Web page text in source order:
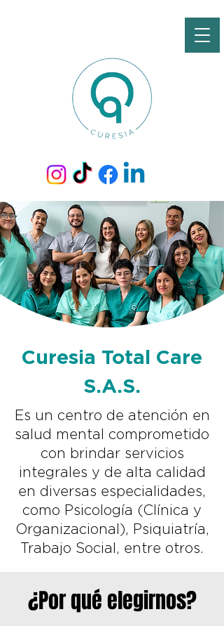
Curesia Total Care
S.A.S.
Es un centro de atención en
salud mental comprometido
con brindar servicios
integrales y de alta calidad
en diversas especialidades,
como Psicología (Clínica y
Organizacional), Psiquiatría,
Trabajo Social, entre otros.
¿Por qué elegirnos?